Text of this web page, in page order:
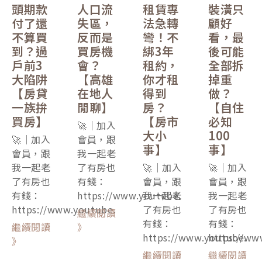
頭期款
付了還
不算買
到？過
戶前3
大陷阱
【房貸
一族拚
買房】
🚀｜加入
會員，跟
我一起老
了有房也
有錢：
https://www.youtube.
繼續閱讀
》
人口流
失區，
反而是
買房機
會？
【高雄
在地人
閒聊】
🚀｜加入
會員，跟
我一起老
了有房也
有錢：
https://www.youtube.
繼續閱讀
》
租賃專
法急轉
彎！不
綁3年
租約，
你才租
得到
房？
【房市
大小
事】
🚀｜加入
會員，跟
我一起老
了有房也
有錢：
https://www.youtube.
繼續閱讀
裝潢只
顧好
看，最
後可能
全部拆
掉重
做？
【自住
必知
100
事】
🚀｜加入
會員，跟
我一起老
了有房也
有錢：
https://
繼續閱讀